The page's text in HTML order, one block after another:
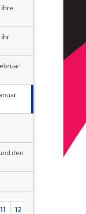
ihre
ihr
den
11 12